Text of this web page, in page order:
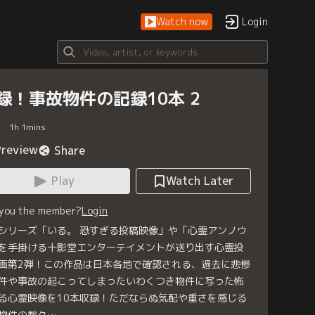
Watch now Login
！事故物件の記録10本 2
1h 1mins
Share
Play
Watch Later
the member?Login
リーズ「いる。 恐すぎる投稿映像」や「心霊アンノウ
手掛ける十影堂エンターテイメントが送り出す心霊投
第2弾！この作品は日本各地で確認される、過去に悲惨
や事故の起こってしまったいわくつき物件に写った怖
心霊映像を10本収録！ただならぬ気配や重さを感じる